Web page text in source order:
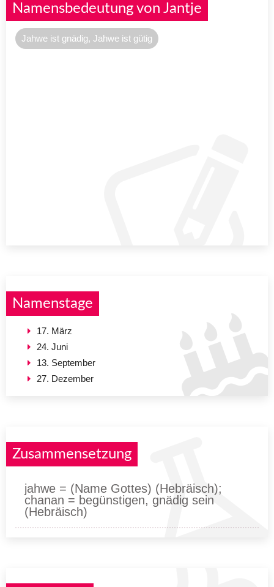
Namensbedeutung von Jantje
Jahwe ist gnädig, Jahwe ist gütig
Namenstage
17. März
24. Juni
13. September
27. Dezember
Zusammensetzung
jahwe = (Name Gottes) (Hebräisch);
chanan = begünstigen, gnädig sein
(Hebräisch)